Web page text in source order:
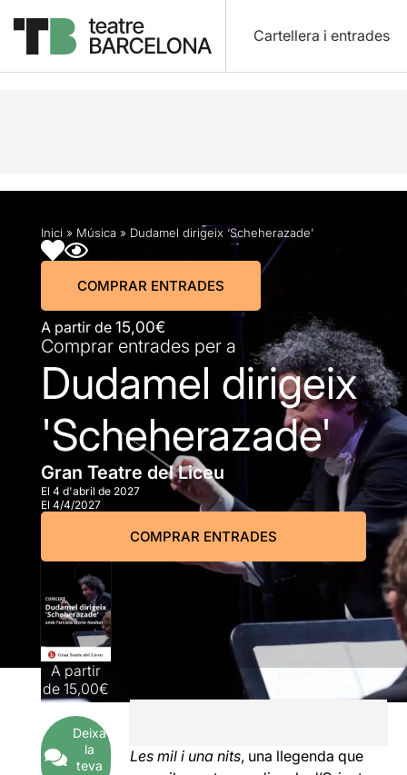
Cartellera i entrades
Descripció Horaris Fitxa artística Info
Inici » Música » Dudamel dirigeix ‘Scheherazade’
A partir de 15,00€
COMPRAR ENTRADES
Comprar entrades per a
Dudamel dirigeix
'Scheherazade'
Gran Teatre del Liceu
El 4 d'abril de 2027
El 4/4/2027
COMPRAR ENTRADES
A partir
de 15,00€
Deixa
la
teva
Les mil i una nits, una llegenda que